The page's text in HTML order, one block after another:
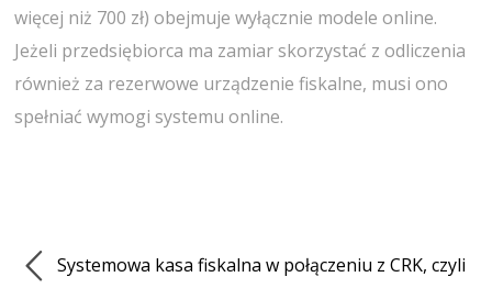
więcej niż 700 zł) obejmuje wyłącznie modele online.
Jeżeli przedsiębiorca ma zamiar skorzystać z odliczenia
również za rezerwowe urządzenie fiskalne, musi ono
spełniać wymogi systemu online.
Systemowa kasa fiskalna w połączeniu z CRK, czyli